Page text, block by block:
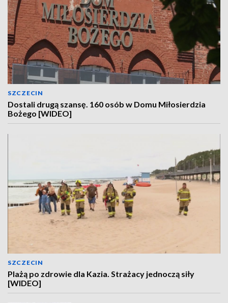
SZCZECIN
Dostali drugą szansę. 160 osób w Domu Miłosierdzia
Bożego [WIDEO]
SZCZECIN
Plażą po zdrowie dla Kazia. Strażacy jednoczą siły
[WIDEO]